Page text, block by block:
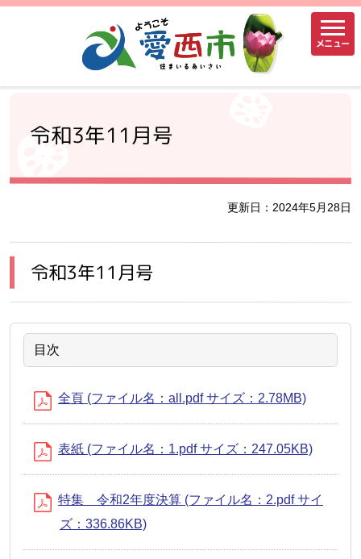
メニュー
令和3年11月号
更新日：2024年5月28日
令和3年11月号
目次
全頁 (ファイル名：all.pdf サイズ：2.78MB)
表紙 (ファイル名：1.pdf サイズ：247.05KB)
特集 令和2年度決算 (ファイル名：2.pdf サイ
ズ：336.86KB)